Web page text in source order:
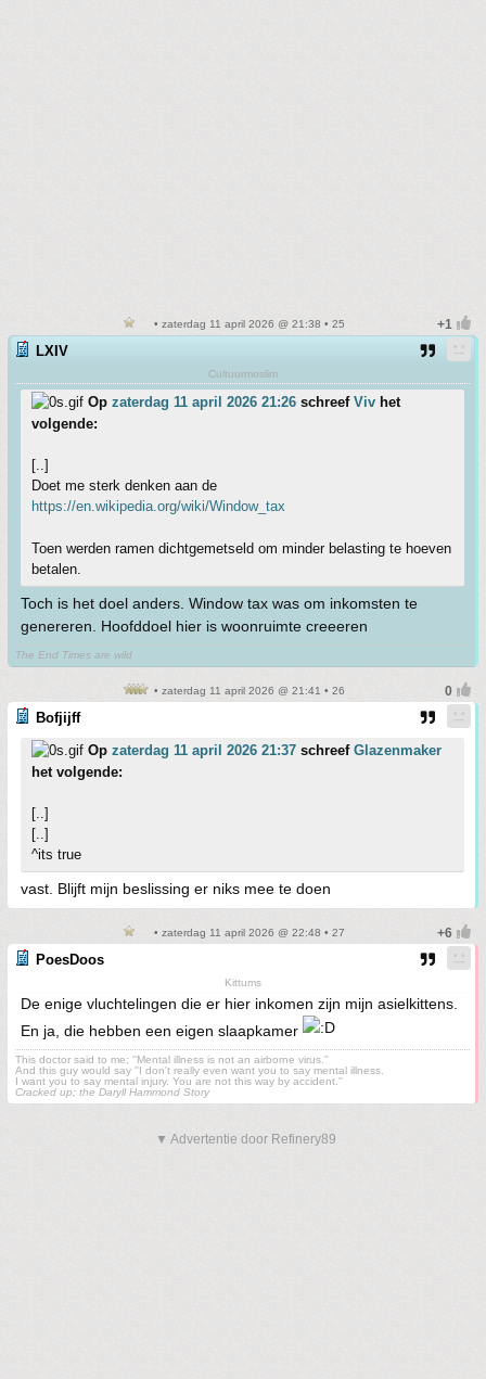
• zaterdag 11 april 2026 @ 21:38 • 25
LXIV
Cultuurmoslim
Op zaterdag 11 april 2026 21:26 schreef Viv het
volgende:
[..]
Doet me sterk denken aan de
https://en.wikipedia.org/wiki/Window_tax
Toen werden ramen dichtgemetseld om minder belasting te hoeven
betalen.
Toch is het doel anders. Window tax was om inkomsten te
genereren. Hoofddoel hier is woonruimte creeeren
The End Times are wild
• zaterdag 11 april 2026 @ 21:41 • 26
Bofjijff
Op zaterdag 11 april 2026 21:37 schreef Glazenmaker
het volgende:
[..]
[..]
^its true
vast. Blijft mijn beslissing er niks mee te doen
• zaterdag 11 april 2026 @ 22:48 • 27
PoesDoos
Kittums
De enige vluchtelingen die er hier inkomen zijn mijn asielkittens.
En ja, die hebben een eigen slaapkamer
This doctor said to me; ''Mental illness is not an airborne virus.''
And this guy would say ''I don't really even want you to say mental illness.
I want you to say mental injury. You are not this way by accident.''
Cracked up; the Daryll Hammond Story
▼ Advertentie door Refinery89